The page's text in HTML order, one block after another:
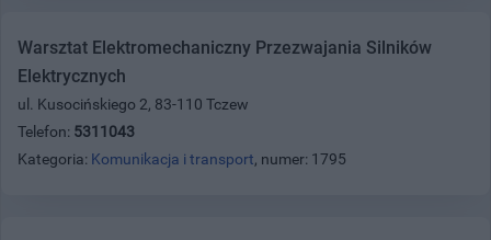
Warsztat Elektromechaniczny Przezwajania Silników
Elektrycznych
ul. Kusocińskiego 2, 83-110 Tczew
Telefon: 5311043
Kategoria: Komunikacja i transport, numer: 1795